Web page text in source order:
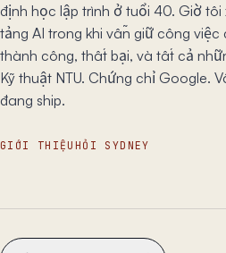
định học lập trình ở tuổi 40. Giờ
tảng AI trong khi vẫn giữ công
thành công, thất bại, và tất cả
Kỹ thuật NTU. Chứng chỉ Google.
đang ship.
GIỚI THIỆU HỎI SYDNEY